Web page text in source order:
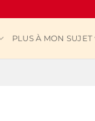
PLUS À MON SUJET